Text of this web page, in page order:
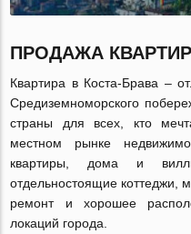
ПРОДАЖА
Квартира в Коста-Брава –
Средиземноморского
страны для всех, кто
местном рынке
квартиры, дома и
отдельностоящие коттеджи,
ремонт и хорошее
локаций города.